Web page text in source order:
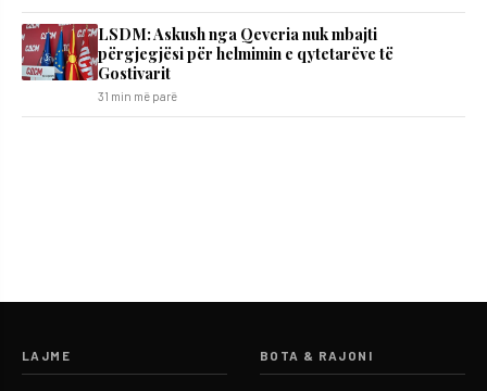
LSDM: Askush nga Qeveria nuk mbajti
përgjegjësi për helmimin e qytetarëve të
Gostivarit
31 min më parë
LAJME BOTA & RAJONI